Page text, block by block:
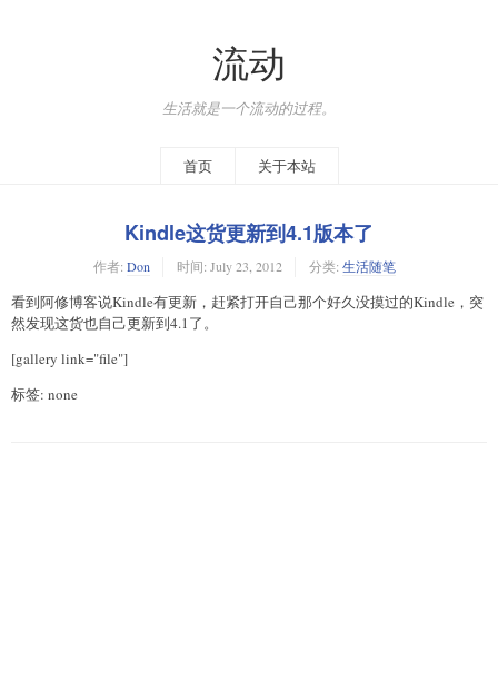
流动
生活就是一个流动的过程。
首页 关于本站
Kindle这货更新到4.1版本了
作者: Don 时间: July 23, 2012 分类: 生活随笔
看到阿修博客说Kindle有更新，赶紧打开自己那个好久没摸过的Kindle，突
然发现这货也自己更新到4.1了。
[gallery link="file"]
标签: none